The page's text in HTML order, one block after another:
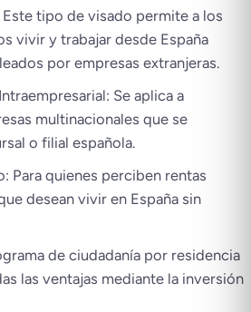
tipo de visado permite a los
vivir y trabajar desde España
por empresas extranjeras.
Se aplica a
multinacionales que se
o filial española.
Para quienes perciben rentas
desean vivir en España sin
de ciudadanía por residencia
las ventajas mediante la inversión